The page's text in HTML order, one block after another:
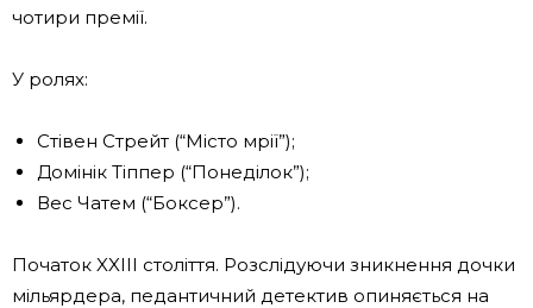
чотири премії.
У ролях:
Стівен Стрейт (“Місто мрії”);
Домінік Тіппер (“Понеділок”);
Вес Чатем (“Боксер”).
Початок XXIII століття. Розслідуючи зникнення дочки
мільярдера, педантичний детектив опиняється на